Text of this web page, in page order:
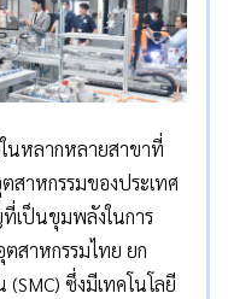
นหลากหลายสาขาที่
สาหกรรมของประเทศ
เป็นขุมพลังในการ
สาหกรรมไทย ยก
ซึ่งมีเทคโนโลยี